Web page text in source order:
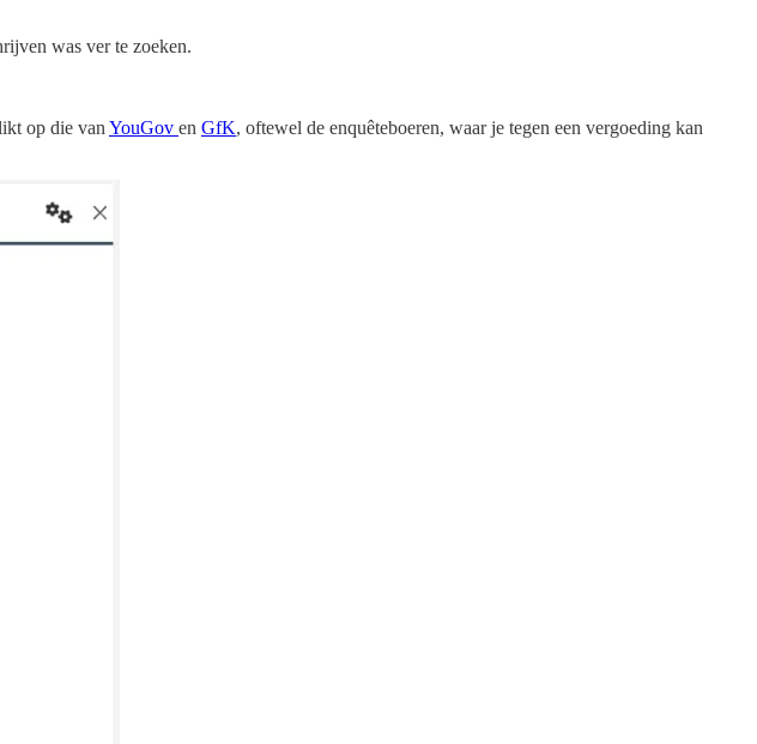
was ver te zoeken.
op die vanYouGov en GfK, oftewel de enquêteboeren, waar je tegen een vergoeding kan